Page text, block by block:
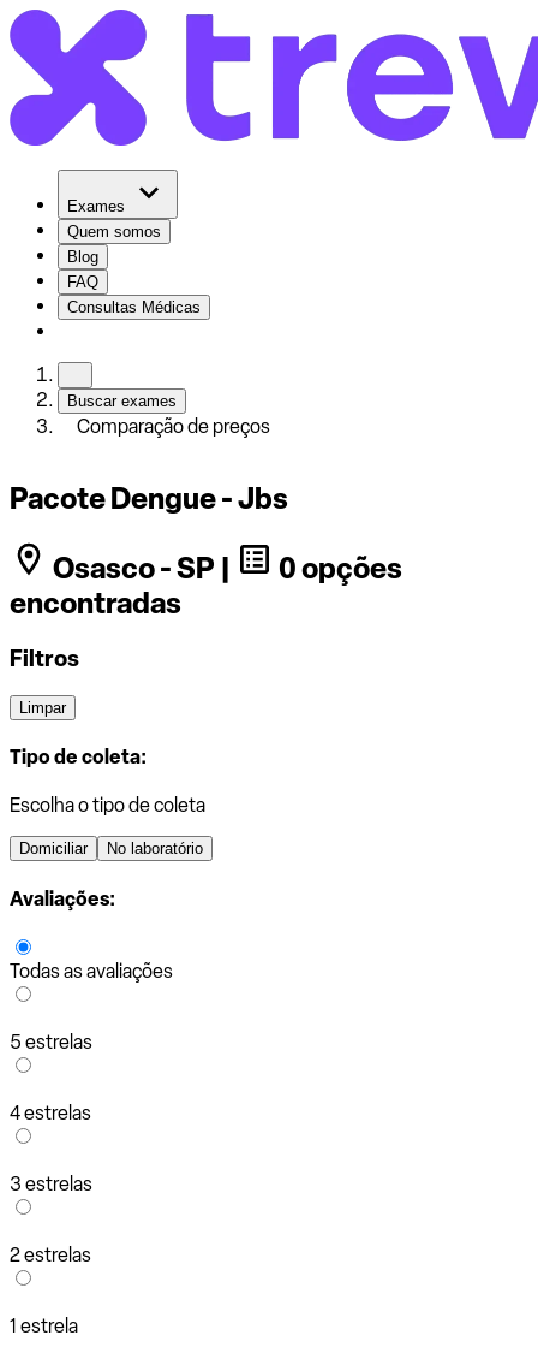
Exames
Quem somos
Blog
FAQ
Consultas Médicas
Buscar exames
Comparação de preços
Pacote Dengue - Jbs
Osasco - SP |
0 opções
encontradas
Filtros
Limpar
Tipo de coleta:
Escolha o tipo de coleta
Domiciliar No laboratório
Avaliações:
Todas as avaliações
5 estrelas
4 estrelas
3 estrelas
2 estrelas
1 estrela